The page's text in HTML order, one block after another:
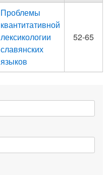
Проблемы
квантитативной
лексикологии
славянских
языков
52-65